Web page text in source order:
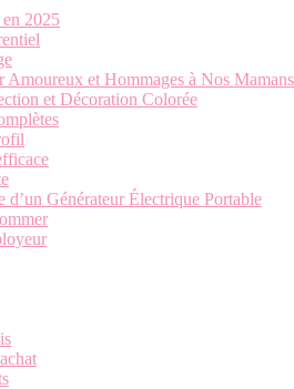
2025
Amoureux et Hommages à Nos Mamans
et Décoration Colorée
Générateur Électrique Portable